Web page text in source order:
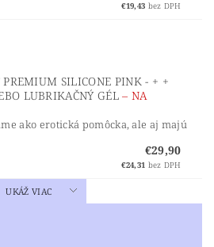
€19,43 bez DPH
PREMIUM SILICONE PINK - + +
LUBRIKAČNÝ GÉL– NA
ako erotická pomôcka, ale aj majú
€29,90
€24,31 bez DPH
UKÁŽ VIAC